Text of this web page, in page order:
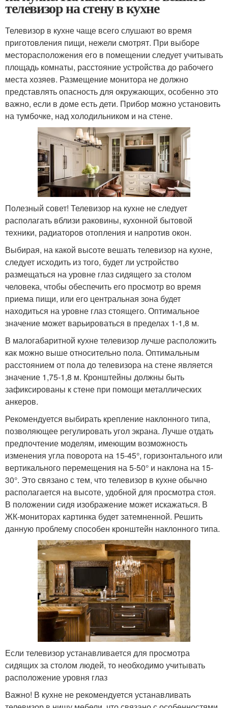
телевизор на стену в кухне
Телевизор в кухне чаще всего слушают во время
приготовления пищи, нежели смотрят. При выборе
месторасположения его в помещении следует учитывать
площадь комнаты, расстояние устройства до рабочего
места хозяев. Размещение монитора не должно
представлять опасность для окружающих, особенно это
важно, если в доме есть дети. Прибор можно установить
на тумбочке, над холодильником и на стене.
Полезный совет! Телевизор на кухне не следует
располагать вблизи раковины, кухонной бытовой
техники, радиаторов отопления и напротив окон.
Выбирая, на какой высоте вешать телевизор на кухне,
следует исходить из того, будет ли устройство
размещаться на уровне глаз сидящего за столом
человека, чтобы обеспечить его просмотр во время
приема пищи, или его центральная зона будет
находиться на уровне глаз стоящего. Оптимальное
значение может варьироваться в пределах 1-1,8 м.
В малогабаритной кухне телевизор лучше расположить
как можно выше относительно пола. Оптимальным
расстоянием от пола до телевизора на стене является
значение 1,75-1,8 м. Кронштейны должны быть
зафиксированы к стене при помощи металлических
анкеров.
Рекомендуется выбирать крепление наклонного типа,
позволяющее регулировать угол экрана. Лучше отдать
предпочтение моделям, имеющим возможность
изменения угла поворота на 15-45°, горизонтального или
вертикального перемещения на 5-50° и наклона на 15-
30°. Это связано с тем, что телевизор в кухне обычно
располагается на высоте, удобной для просмотра стоя.
В положении сидя изображение может искажаться. В
ЖК-мониторах картинка будет затемненной. Решить
данную проблему способен кронштейн наклонного типа.
Если телевизор устанавливается для просмотра
сидящих за столом людей, то необходимо учитывать
расположение уровня глаз
Важно! В кухне не рекомендуется устанавливать